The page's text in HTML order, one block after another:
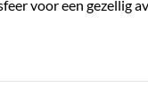
voor een gezellig